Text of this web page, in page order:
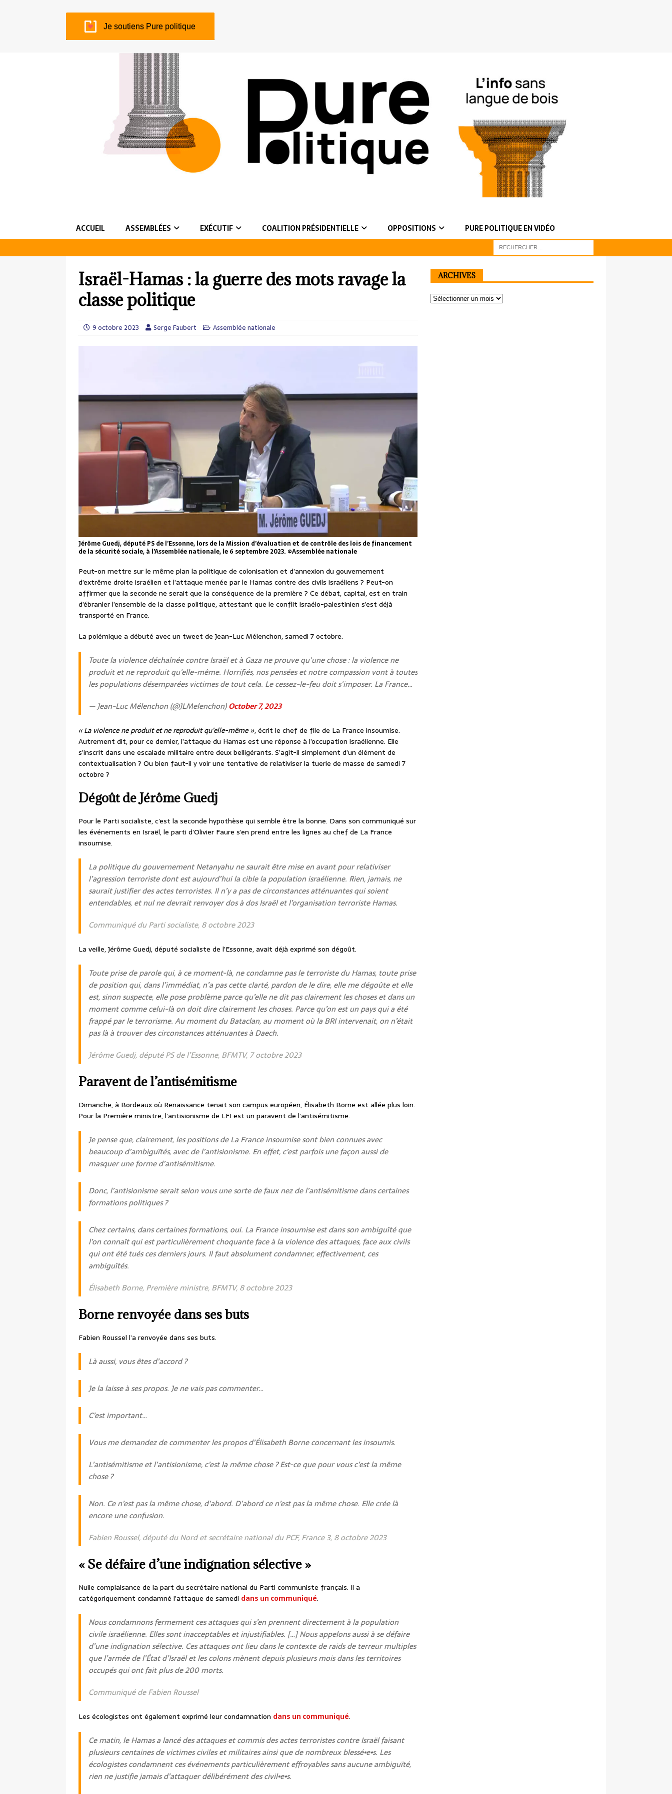
Je soutiens Pure politique
ACCUEIL ASSEMBLÉES EXÉCUTIF COALITION PRÉSIDENTIELLE OPPOSITIONS PURE POLITIQUE EN VIDÉO
Israël-Hamas : la guerre des mots ravage la
classe politique
9 octobre 2023 Serge Faubert Assemblée nationale
Jérôme Guedj, député PS de l’Essonne, lors de la Mission d’évaluation et de contrôle des lois de financement
de la sécurité sociale, à l’Assemblée nationale, le 6 septembre 2023. ©Assemblée nationale
Peut-on mettre sur le même plan la politique de colonisation et d’annexion du gouvernement
d’extrême droite israélien et l’attaque menée par le Hamas contre des civils israéliens ? Peut-on
affirmer que la seconde ne serait que la conséquence de la première ? Ce débat, capital, est en train
d’ébranler l’ensemble de la classe politique, attestant que le conflit israélo-palestinien s’est déjà
transporté en France.
La polémique a débuté avec un tweet de Jean-Luc Mélenchon, samedi 7 octobre.
Toute la violence déchaînée contre Israël et à Gaza ne prouve qu'une chose : la violence ne
produit et ne reproduit qu'elle-même. Horrifiés, nos pensées et notre compassion vont à toutes
les populations désemparées victimes de tout cela. Le cessez-le-feu doit s'imposer. La France…
— Jean-Luc Mélenchon (@JLMelenchon)October 7, 2023
« La violence ne produit et ne reproduit qu’elle-même », écrit le chef de file de La France insoumise.
Autrement dit, pour ce dernier, l’attaque du Hamas est une réponse à l’occupation israélienne. Elle
s’inscrit dans une escalade militaire entre deux belligérants. S’agit-il simplement d’un élément de
contextualisation ? Ou bien faut-il y voir une tentative de relativiser la tuerie de masse de samedi 7
octobre ?
Dégoût de Jérôme Guedj
Pour le Parti socialiste, c’est la seconde hypothèse qui semble être la bonne. Dans son communiqué sur
les événements en Israël, le parti d’Olivier Faure s’en prend entre les lignes au chef de La France
insoumise.
La politique du gouvernement Netanyahu ne saurait être mise en avant pour relativiser
l’agression terroriste dont est aujourd’hui la cible la population israélienne. Rien, jamais, ne
saurait justifier des actes terroristes. Il n’y a pas de circonstances atténuantes qui soient
entendables, et nul ne devrait renvoyer dos à dos Israël et l’organisation terroriste Hamas.
Communiqué du Parti socialiste, 8 octobre 2023
La veille, Jérôme Guedj, député socialiste de l’Essonne, avait déjà exprimé son dégoût.
Toute prise de parole qui, à ce moment-là, ne condamne pas le terroriste du Hamas, toute prise
de position qui, dans l’immédiat, n’a pas cette clarté, pardon de le dire, elle me dégoûte et elle
est, sinon suspecte, elle pose problème parce qu’elle ne dit pas clairement les choses et dans un
moment comme celui-là on doit dire clairement les choses. Parce qu’on est un pays qui a été
frappé par le terrorisme. Au moment du Bataclan, au moment où la BRI intervenait, on n’était
pas là à trouver des circonstances atténuantes à Daech.
Jérôme Guedj, député PS de l’Essonne, BFMTV, 7 octobre 2023
Paravent de l’antisémitisme
Dimanche, à Bordeaux où Renaissance tenait son campus européen, Élisabeth Borne est allée plus loin.
Pour la Première ministre, l’antisionisme de LFI est un paravent de l’antisémitisme.
Je pense que, clairement, les positions de La France insoumise sont bien connues avec
beaucoup d’ambiguïtés, avec de l’antisionisme. En effet, c’est parfois une façon aussi de
masquer une forme d’antisémitisme.
Donc, l’antisionisme serait selon vous une sorte de faux nez de l’antisémitisme dans certaines
formations politiques ?
Chez certains, dans certaines formations, oui. La France insoumise est dans son ambiguïté que
l’on connaît qui est particulièrement choquante face à la violence des attaques, face aux civils
qui ont été tués ces derniers jours. Il faut absolument condamner, effectivement, ces
ambiguïtés.
Élisabeth Borne, Première ministre, BFMTV, 8 octobre 2023
Borne renvoyée dans ses buts
Fabien Roussel l’a renvoyée dans ses buts.
Là aussi, vous êtes d’accord ?
Je la laisse à ses propos. Je ne vais pas commenter…
C’est important…
Vous me demandez de commenter les propos d’Élisabeth Borne concernant les insoumis.
L’antisémitisme et l’antisionisme, c’est la même chose ? Est-ce que pour vous c’est la même
chose ?
Non. Ce n’est pas la même chose, d’abord. D’abord ce n’est pas la même chose. Elle crée là
encore une confusion.
Fabien Roussel, député du Nord et secrétaire national du PCF, France 3, 8 octobre 2023
« Se défaire d’une indignation sélective »
Nulle complaisance de la part du secrétaire national du Parti communiste français. Il a
catégoriquement condamné l’attaque de samedi dans un communiqué.
Nous condamnons fermement ces attaques qui s’en prennent directement à la population
civile israélienne. Elles sont inacceptables et injustifiables. […] Nous appelons aussi à se défaire
d’une indignation sélective. Ces attaques ont lieu dans le contexte de raids de terreur multiples
que l’armée de l’État d’Israël et les colons mènent depuis plusieurs mois dans les territoires
occupés qui ont fait plus de 200 morts.
Communiqué de Fabien Roussel
Les écologistes ont également exprimé leur condamnation dans un communiqué.
Ce matin, le Hamas a lancé des attaques et commis des actes terroristes contre Israël faisant
plusieurs centaines de victimes civiles et militaires ainsi que de nombreux blessé•e•s. Les
écologistes condamnent ces événements particulièrement effroyables sans aucune ambiguïté,
rien ne justifie jamais d’attaquer délibérément des civil•e•s.
ARCHIVES